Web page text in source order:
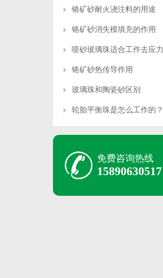
铬矿砂耐火浇注料的用途
铬矿砂消失模填充的作用
铬矿砂热传导作用
玻璃珠和陶瓷砂区别
免费咨询热线
15890630517